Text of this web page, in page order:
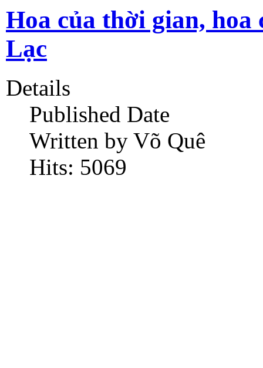
Hoa của thời gian, hoa
Lạc
Details
Published Date
Written by Võ Quê
Hits: 5069